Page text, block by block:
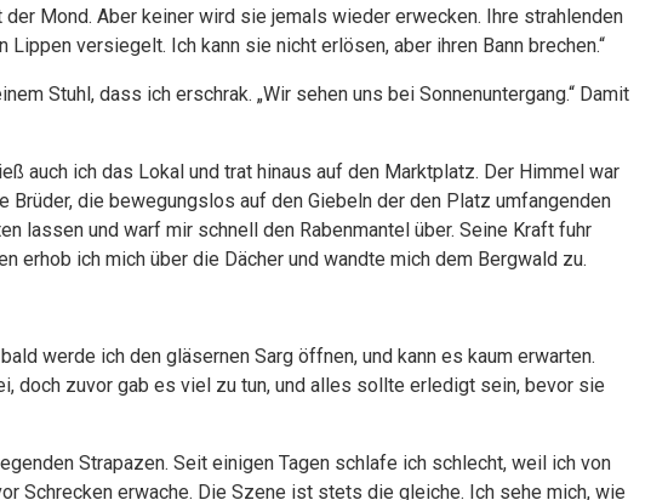
Mond. Aber keiner wird sie jemals wieder erwecken. Ihre strahlenden
versiegelt. Ich kann sie nicht erlösen, aber ihren Bann brechen.“
Stuhl, dass ich erschrak. „Wir sehen uns bei Sonnenuntergang.“ Damit
auch ich das Lokal und trat hinaus auf den Marktplatz. Der Himmel war
Brüder, die bewegungslos auf den Giebeln der den Platz umfangenden
lassen und warf mir schnell den Rabenmantel über. Seine Kraft fuhr
erhob ich mich über die Dächer und wandte mich dem Bergwald zu.
werde ich den gläsernen Sarg öffnen, und kann es kaum erwarten.
doch zuvor gab es viel zu tun, und alles sollte erledigt sein, bevor sie
Strapazen. Seit einigen Tagen schlafe ich schlecht, weil ich von
Schrecken erwache. Die Szene ist stets die gleiche. Ich sehe mich, wie